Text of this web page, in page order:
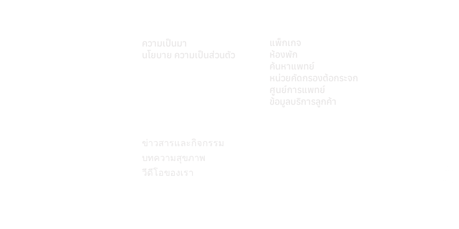
ความเป็นมา
นโยบาย ความเป็นส่วนตัว
แพ็กเกจ
ห้องพัก
ค้นหาแพทย์
หน่วยคัดกรองต้อกระจก
ศูนย์การแพทย์
ข้อมูลบริการลูกค้า
ข่าวสารและกิจกรรม
บทความสุขภาพ
วีดีโอของเรา